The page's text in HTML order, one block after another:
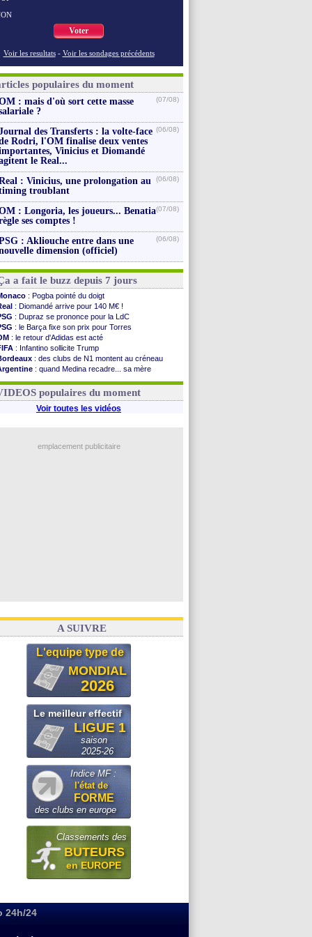
Voter
Voir les resultats - Voir les sondages précédents
populaires du moment
: mais d'où sort cette masse
?
(07/08)
des Transferts : la volte-face
Rodri, l'OM finalise deux ventes
Vinicius et Diomandé
le Real...
(06/08)
: Vinicius, une prolongation au
troublant
(06/08)
: Longoria, les joueurs... Benatia
ses comptes !
(07/08)
: Akliouche entre dans une
dimension (officiel)
(06/08)
a fait le buzz depuis 7 jours
: Pogba pointé du doigt
: Diomandé arrive pour 140 M€ !
: Dupraz se prononce pour la LdC
: le Barça fixe son prix pour Torres
: le retour d'Adidas est acté
: Infantino sollicite Trump
: des clubs de N1 montent au créneau
: quand Medina recadre... sa mère
: Paixão attire un 2e club anglais
populaires du moment
Voir toutes les vidéos
emplacement publicitaire
A SUIVRE
L'equipe type de
MONDIAL
2026
Le meilleur effectif
LIGUE 1
saison
2025-26
Indice MF :
l'état de
FORME
des clubs en europe
Classements des
BUTEURS
en EUROPE
24h/24